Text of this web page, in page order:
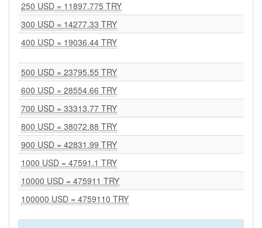
250 USD = 11897.775 TRY
300 USD = 14277.33 TRY
400 USD = 19036.44 TRY
500 USD = 23795.55 TRY
600 USD = 28554.66 TRY
700 USD = 33313.77 TRY
800 USD = 38072.88 TRY
900 USD = 42831.99 TRY
1000 USD = 47591.1 TRY
10000 USD = 475911 TRY
100000 USD = 4759110 TRY